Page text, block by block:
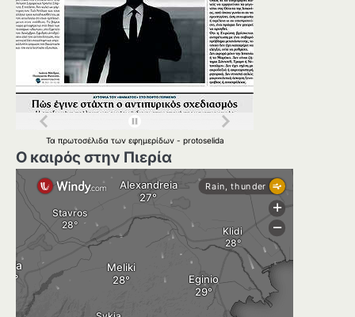
Τα πρωτοσέλιδα των εφημερίδων - protoselida
Ο καιρός στην Πιερία